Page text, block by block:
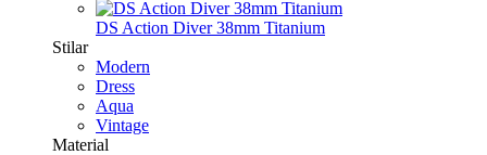
DS Action Diver 38mm Titanium
Stilar
Modern
Dress
Aqua
Vintage
Material